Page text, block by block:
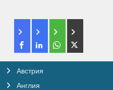
Австрия
Англия